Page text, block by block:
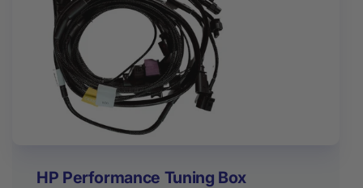
HP Performance Tuning Box